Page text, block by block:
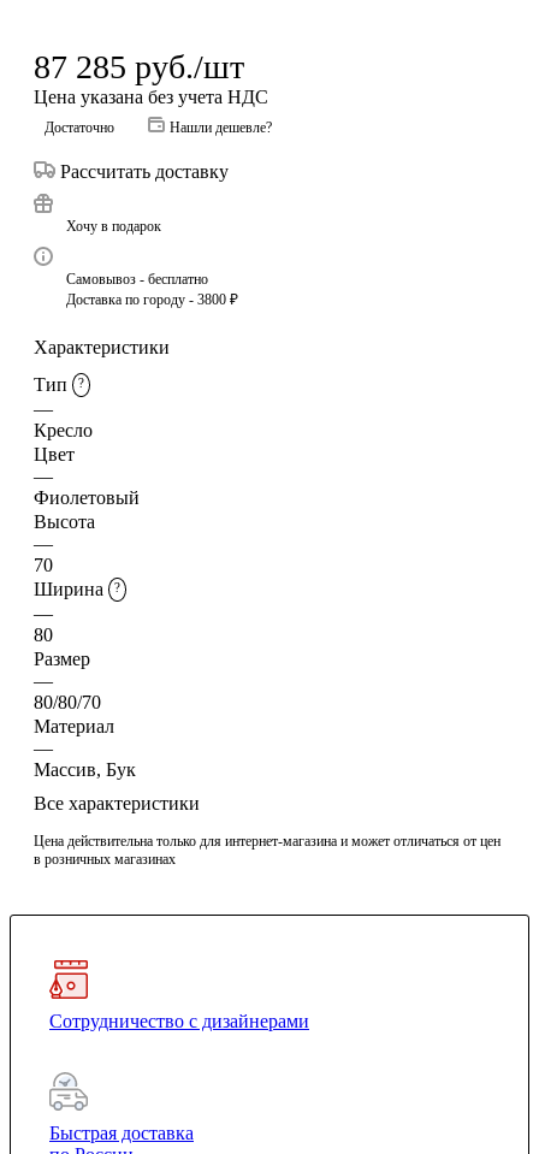
87 285 руб./шт
Цена указана без учета НДС
Достаточно Нашли дешевле?
Рассчитать доставку
Хочу в подарок
Самовывоз - бесплатно
Доставка по городу - 3800 ₽
Характеристики
Тип
?
—
Кресло
Цвет
—
Фиолетовый
Высота
—
70
Ширина
?
—
80
Размер
—
80/80/70
Материал
—
Массив, Бук
Все характеристики
Цена действительна только для интернет-магазина и может отличаться от цен
в розничных магазинах
Сотрудничество с дизайнерами
Быстрая доставка